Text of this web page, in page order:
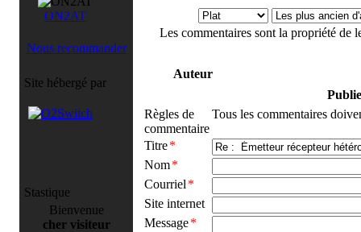
ON2AT
Nous recommander
Site hébergé par
Stastique
Bienvenue
cher visiteur
Les commentaires sont la propriété de
Auteur
Règles de
commentaire
Tous les commentaires
Titre*
Nom*
Courriel *
Site internet
Message*